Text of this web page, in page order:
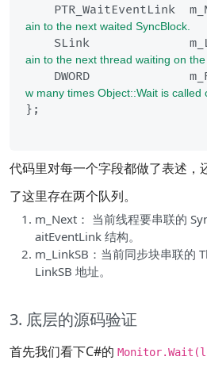
ain to the next waited SyncBlock.
SLink
ain to the next thread waiting on the
DWORD
w many times Object::Wait is called
};
代码里对每一个字段都做了表述，
了这里存在两个队列。
m_Next： 当前线程要串联的
aitEventLink 结构。
m_LinkSB：当前同步块串联的
LinkSB 地址。
3. 底层的源码验证
首先我们看下C#的